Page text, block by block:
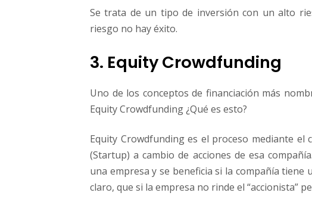
Se trata de un tipo de inversión con un alto
riesgo no hay éxito.
3. Equity Crowdfunding
Uno de los conceptos de financiación más
Equity Crowdfunding ¿Qué es esto?
Equity Crowdfunding es el proceso mediante
(Startup) a cambio de acciones de esa
una empresa y se beneficia si la compañía
claro, que si la empresa no rinde el “accionista”